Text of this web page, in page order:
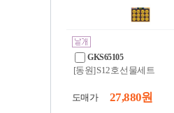
GKS65105
[동원] S12호 선물세트
도매가 27,880 원